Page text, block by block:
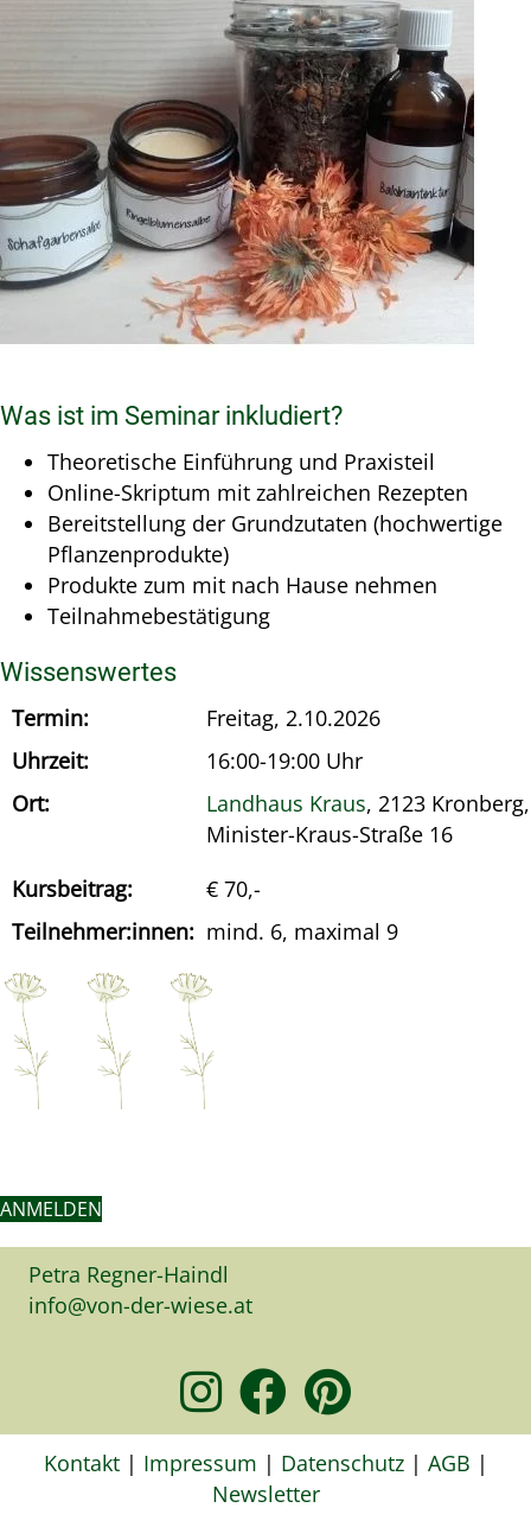
Was ist im Seminar inkludiert?
Theoretische Einführung und Praxisteil
Online-Skriptum mit zahlreichen Rezepten
Bereitstellung der Grundzutaten (hochwertige
Pflanzenprodukte)
Produkte zum mit nach Hause nehmen
Teilnahmebestätigung
Wissenswertes
Termin:
Freitag, 2.10.2026
Uhrzeit:
16:00-19:00 Uhr
Ort:
Landhaus Kraus, 2123 Kronberg,
Minister-Kraus-Straße 16
Kursbeitrag:
€ 70,-
Teilnehmer:innen: mind. 6, maximal 9
ANMELDEN
Petra Regner-Haindl
info@von-der-wiese.at
Kontakt| Impressum | Datenschutz| AGB |
Newsletter